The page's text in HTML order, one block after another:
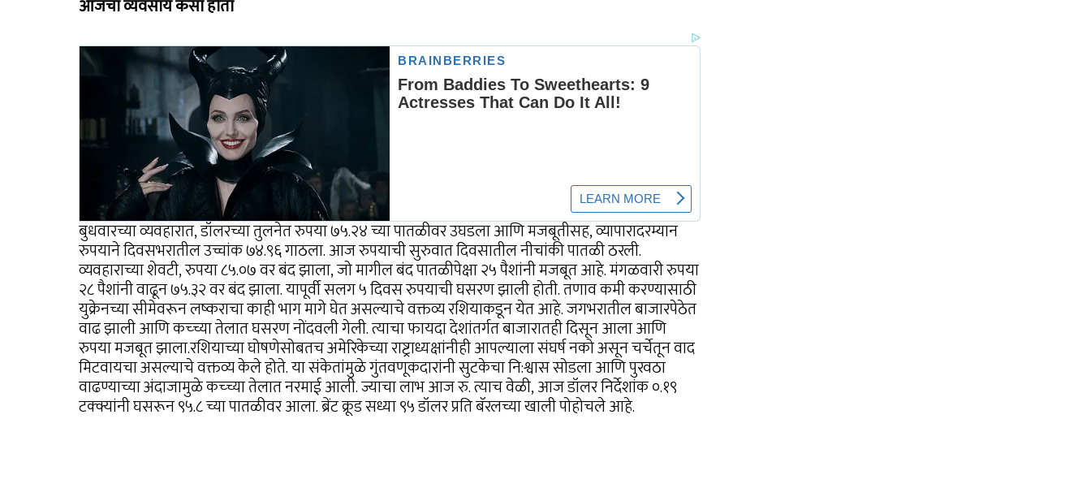
आजचा व्यवसाय कसा होता
बुधवारच्या व्यवहारात, डॉलरच्या तुलनेत रुपया ७५.२४ च्या पातळीवर उघडला आणि मजबूतीसह, व्यापारादरम्यान
रुपयाने दिवसभरातील उच्चांक ७४.९६ गाठला. आज रुपयाची सुरुवात दिवसातील नीचांकी पातळी ठरली.
व्यवहाराच्या शेवटी, रुपया ८५.०७ वर बंद झाला, जो मागील बंद पातळीपेक्षा २५ पैशांनी मजबूत आहे. मंगळवारी रुपया
२८ पैशांनी वाढून ७५.३२ वर बंद झाला. यापूर्वी सलग ५ दिवस रुपयाची घसरण झाली होती. तणाव कमी करण्यासाठी
युक्रेनच्या सीमेवरून लष्कराचा काही भाग मागे घेत असल्याचे वक्तव्य रशियाकडून येत आहे. जगभरातील बाजारपेठेत
वाढ झाली आणि कच्च्या तेलात घसरण नोंदवली गेली. त्याचा फायदा देशांतर्गत बाजारातही दिसून आला आणि
रुपया मजबूत झाला.रशियाच्या घोषणेसोबतच अमेरिकेच्या राष्ट्राध्यक्षांनीही आपल्याला संघर्ष नको असून चर्चेतून वाद
मिटवायचा असल्याचे वक्तव्य केले होते. या संकेतांमुळे गुंतवणूकदारांनी सुटकेचा नि:श्वास सोडला आणि पुरवठा
वाढण्याच्या अंदाजामुळे कच्च्या तेलात नरमाई आली. ज्याचा लाभ आज रु. त्याच वेळी, आज डॉलर निर्देशांक ०.१९
टक्क्यांनी घसरून ९५.८ च्या पातळीवर आला. ब्रेंट क्रूड सध्या ९५ डॉलर प्रति बॅरलच्या खाली पोहोचले आहे.